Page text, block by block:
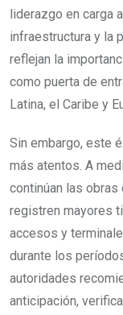
liderazgo en carga
infraestructura y la
reflejan la
como puerta de
Latina, el Caribe y
Sin embargo, este
más atentos. A
continúan las
registren mayores
accesos y
durante los
autoridades
anticipación,